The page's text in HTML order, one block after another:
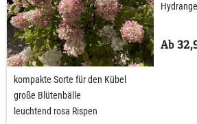
Ab
kompakte Sorte für den Kübel
große Blütenbälle
leuchtend rosa Rispen